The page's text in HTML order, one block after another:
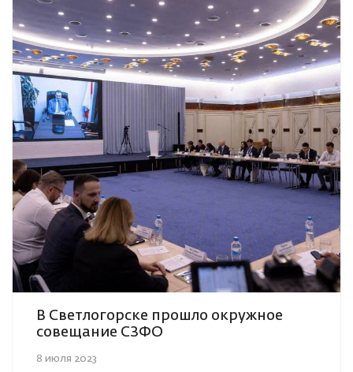
В Светлогорске прошло окружное
совещание СЗФО
8 июля 2023